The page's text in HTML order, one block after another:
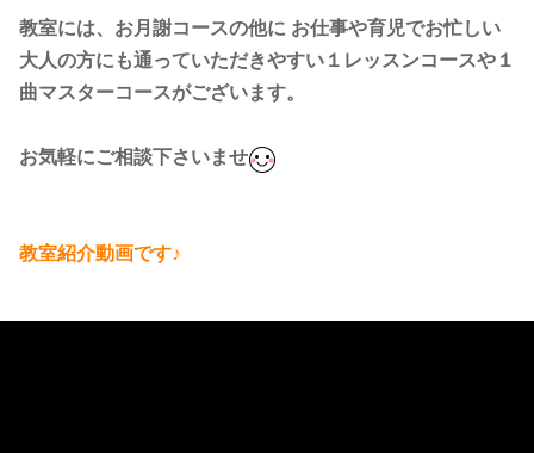
教室には、お月謝コースの他に お仕事や育児でお忙しい
大人の方にも通っていただきやすい１レッスンコースや１
曲マスターコースがございます。
お気軽にご相談下さいませ
教室紹介動画です♪